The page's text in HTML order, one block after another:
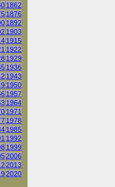
1862
1876
1892
1903
1915
1922
1929
1936
1943
1950
1957
1964
1971
1978
1985
1992
1999
2006
2013
2020